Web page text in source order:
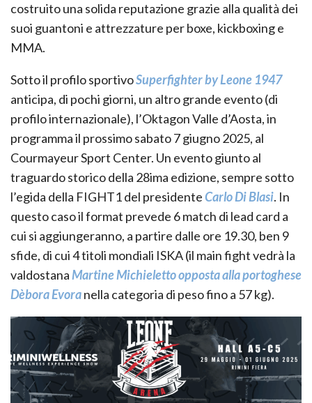
costruito una solida reputazione grazie alla qualità dei
suoi guantoni e attrezzature per boxe, kickboxing e
MMA.
Sotto il profilo sportivoSuperfighter by Leone 1947
anticipa, di pochi giorni, un altro grande evento (di
profilo internazionale), l’Oktagon Valle d’Aosta, in
programma il prossimo sabato 7 giugno 2025, al
Courmayeur Sport Center. Un evento giunto al
traguardo storico della 28ima edizione, sempre sotto
l’egida della FIGHT1 del presidenteCarlo Di Blasi. In
questo caso il format prevede 6 match di lead card a
cui si aggiungeranno, a partire dalle ore 19.30, ben 9
sfide, di cui 4 titoli mondiali ISKA (il main fight vedrà la
valdostanaMartine Michieletto opposta alla portoghese
Dèbora Evoranella categoria di peso fino a 57 kg).